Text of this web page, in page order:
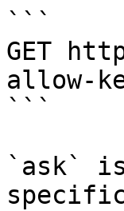
```
GET
allow-
```
`ask`